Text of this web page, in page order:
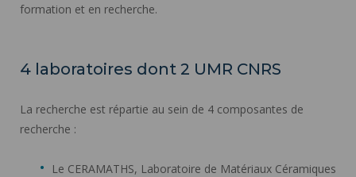
formation et en recherche.
4 laboratoires dont 2 UMR CNRS
La recherche est répartie au sein de 4 composantes de
recherche :
Le CERAMATHS, Laboratoire de Matériaux Céramiques